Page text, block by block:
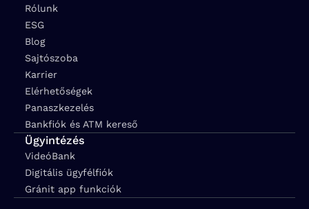
Rólunk
ESG
Blog
Sajtószoba
Karrier
Elérhetőségek
Panaszkezelés
Bankfiók és ATM kereső
Ügyintézés
VideóBank
Digitális ügyfélfiók
Gránit app funkciók